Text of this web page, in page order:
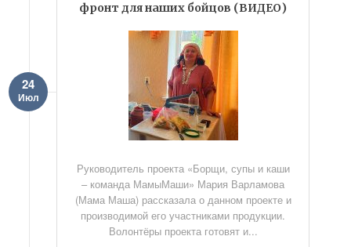
фронт для наших бойцов (ВИДЕО)
24
Июл
Руководитель проекта «Борщи, супы и каши
– команда МамыМаши» Мария Варламова
(Мама Маша) рассказала о данном проекте и
производимой его участниками продукции.
Волонтёры проекта готовят и...